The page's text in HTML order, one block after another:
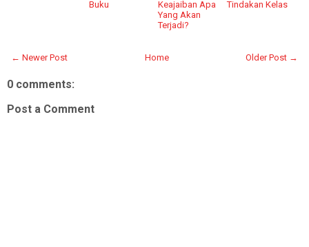
Buku
Keajaiban Apa
Yang Akan
Terjadi?
Tindakan Kelas
← Newer Post Older Post →
Home
0 comments:
Post a Comment